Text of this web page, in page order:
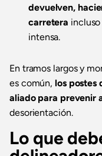
devuelven,
carretera
intensa.
En tramos largos y
es común, los postes
aliado para prevenir
desorientación.
Lo que